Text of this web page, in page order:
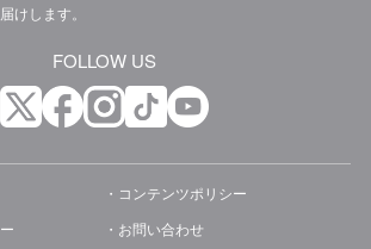
けします。
FOLLOW US
コンテンツポリシー
お問い合わせ